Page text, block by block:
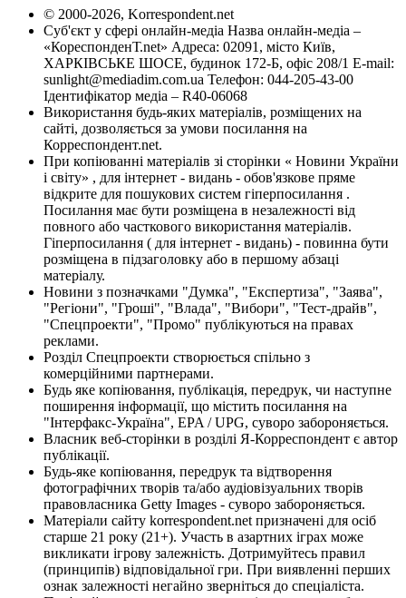
© 2000-2026, Korrespondent.net
Суб'єкт у сфері онлайн-медіа Назва онлайн-медіа –
«КореспонденТ.net» Адреса: 02091, місто Київ,
ХАРКІВСЬКЕ ШОСЕ, будинок 172-Б, офіс 208/1 E-mail:
sunlight@mediadim.com.ua Телефон: 044-205-43-00
Ідентифікатор медіа – R40-06068
Використання будь-яких матеріалів, розміщених на
сайті, дозволяється за умови посилання на
Корреспондент.net.
При копіюванні матеріалів зі сторінки « Новини України
і світу» , для інтернет - видань - обов'язкове пряме
відкрите для пошукових систем гіперпосилання .
Посилання має бути розміщена в незалежності від
повного або часткового використання матеріалів.
Гіперпосилання ( для інтернет - видань) - повинна бути
розміщена в підзаголовку або в першому абзаці
матеріалу.
Новини з позначками "Думка", "Експертиза", "Заява",
"Регіони", "Гроші", "Влада", "Вибори", "Тест-драйв",
"Спецпроекти", "Промо" публікуються на правах
реклами.
Розділ Спецпроекти створюється спільно з
комерційними партнерами.
Будь яке копіювання, публікація, передрук, чи наступне
поширення інформації, що містить посилання на
"Інтерфакс-Україна", EPA / UPG, суворо забороняється.
Власник веб-сторінки в розділі Я-Корреспондент є автор
публікації.
Будь-яке копіювання, передрук та відтворення
фотографічних творів та/або аудіовізуальних творів
правовласника Getty Images - суворо забороняється.
Матеріали сайту korrespondent.net призначені для осіб
старше 21 року (21+). Участь в азартних іграх може
викликати ігрову залежність. Дотримуйтесь правил
(принципів) відповідальної гри. При виявленні перших
ознак залежності негайно зверніться до спеціаліста.